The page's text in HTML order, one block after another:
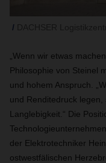
„Wenn wir etwas
Philosophie von Steinel
und hohem Anspruch.
und Renditedruck
Langlebigkeit.“ Die
der Elektrotechniker
ostwestfälischen